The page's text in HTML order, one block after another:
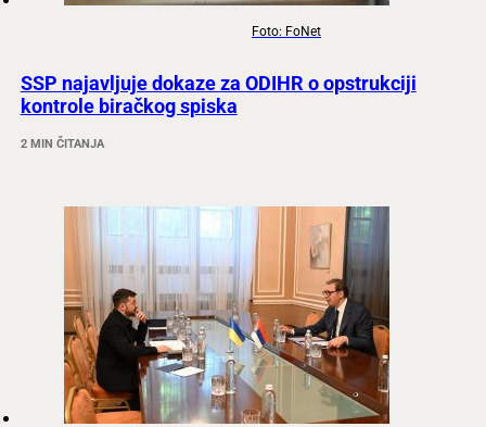
Foto: FoNet
SSP najavljuje dokaze za ODIHR o opstrukciji
kontrole biračkog spiska
2 MIN ČITANJA